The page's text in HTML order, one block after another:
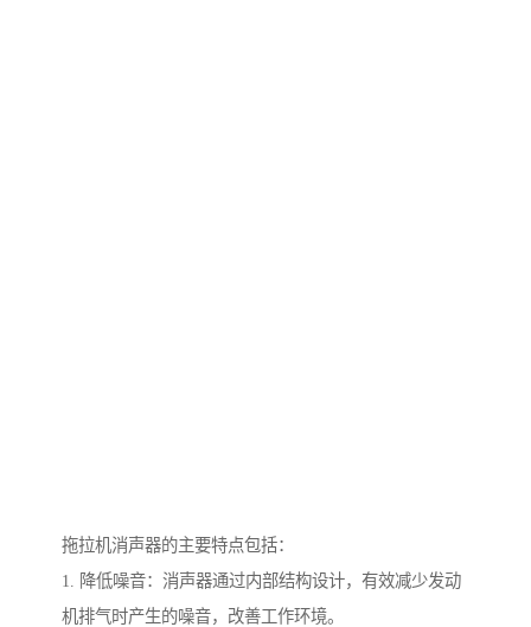
拖拉机消声器的主要特点包括：
1. 降低噪音：消声器通过内部结构设计，有效减少发动
机排气时产生的噪音，改善工作环境。